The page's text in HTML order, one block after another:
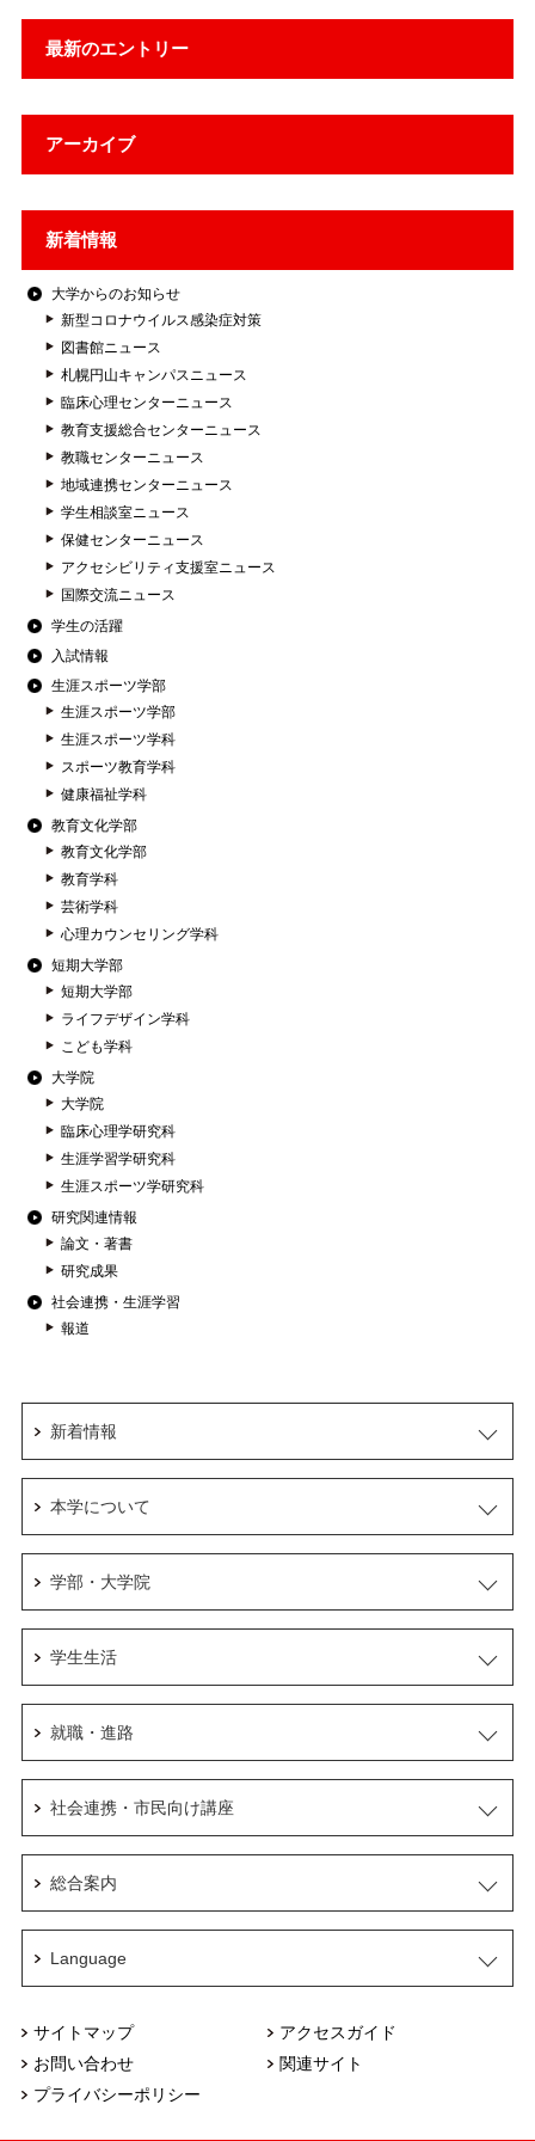
最新のエントリー
アーカイブ
新着情報
大学からのお知らせ
新型コロナウイルス感染症対策
図書館ニュース
札幌円山キャンパスニュース
臨床心理センターニュース
教育支援総合センターニュース
教職センターニュース
地域連携センターニュース
学生相談室ニュース
保健センターニュース
アクセシビリティ支援室ニュース
国際交流ニュース
学生の活躍
入試情報
生涯スポーツ学部
生涯スポーツ学部
生涯スポーツ学科
スポーツ教育学科
健康福祉学科
教育文化学部
教育文化学部
教育学科
芸術学科
心理カウンセリング学科
短期大学部
短期大学部
ライフデザイン学科
こども学科
大学院
大学院
臨床心理学研究科
生涯学習学研究科
生涯スポーツ学研究科
研究関連情報
論文・著書
研究成果
社会連携・生涯学習
報道
サイトマップ
アクセスガイド
お問い合わせ
関連サイト
プライバシーポリシー
新着情報
本学について
学部・大学院
学生生活
就職・進路
社会連携・市民向け講座
総合案内
Language